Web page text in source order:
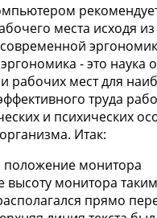
места исходя из
- это наука о
рабочих мест для
труда
и психических
Итак:
положение монитора
высоту монитора
прямо